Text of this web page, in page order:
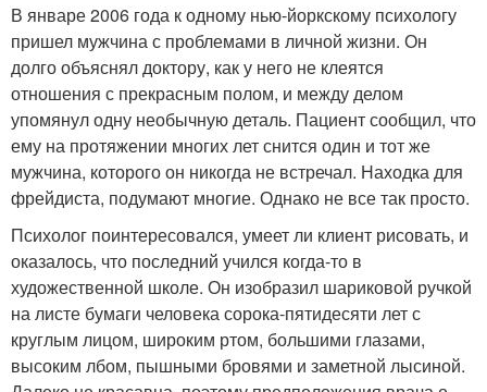
В январе 2006 года к одному нью-йоркскому психологу
пришел мужчина с проблемами в личной жизни. Он
долго объяснял доктору, как у него не клеятся
отношения с прекрасным полом, и между делом
упомянул одну необычную деталь. Пациент сообщил, что
ему на протяжении многих лет снится один и тот же
мужчина, которого он никогда не встречал. Находка для
фрейдиста, подумают многие. Однако не все так просто.
Психолог поинтересовался, умеет ли клиент рисовать, и
оказалось, что последний учился когда-то в
художественной школе. Он изобразил шариковой ручкой
на листе бумаги человека сорока-пятидесяти лет с
круглым лицом, широким ртом, большими глазами,
высоким лбом, пышными бровями и заметной лысиной.